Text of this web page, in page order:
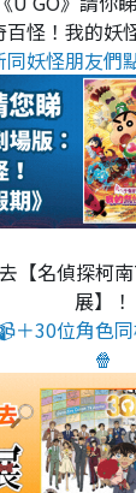
百怪！我的妖
妖怪朋友們
【名偵探柯
展】！
＋30位角色
🍿